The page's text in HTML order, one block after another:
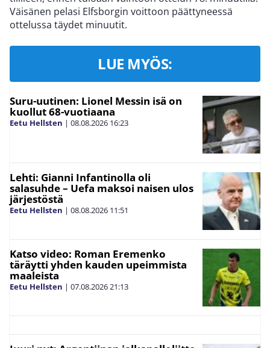
Väisänen pelasi Elfsborgin voittoon päättyneessä
ottelussa täydet minuutit.
LUE MYÖS:
Suru-uutinen: Lionel Messin isä on
kuollut 68-vuotiaana
Eetu Hellsten | 08.08.2026 16:23
Lehti: Gianni Infantinolla oli
salasuhde – Uefa maksoi naisen ulos
järjestöstä
Eetu Hellsten | 08.08.2026 11:51
Katso video: Roman Eremenko
täräytti yhden kauden upeimmista
maaleista
Eetu Hellsten | 07.08.202621:13